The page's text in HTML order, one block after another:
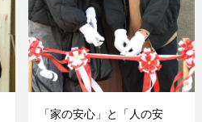
「家の安心」と「人の安